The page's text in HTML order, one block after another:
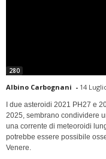
280
Albino Carbognani - 14
I due asteroidi 2021 PH27 e
2025, sembrano condividere
una corrente di meteoroidi
potrebbe essere possibile
Venere.